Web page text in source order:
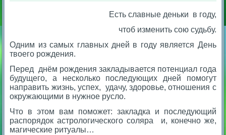
Есть славные деньки в году,
чтоб изменить сою судьбу.
Одним из самых главных дней в году является День
твоего рождения.
Перед днём рождения закладывается потенциал года
будущего, а несколько последующих дней помогут
направить жизнь, успех, удачу, здоровье, отношения с
окружающими в нужное русло.
Что в этом вам поможет: закладка и последующий
распорядок астрологического соляра и, конечно же,
магические ритуалы…